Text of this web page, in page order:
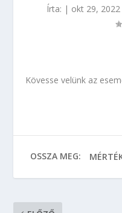
Írta: | okt 29, 2022
Kövesse velünk az
OSSZA MEG: